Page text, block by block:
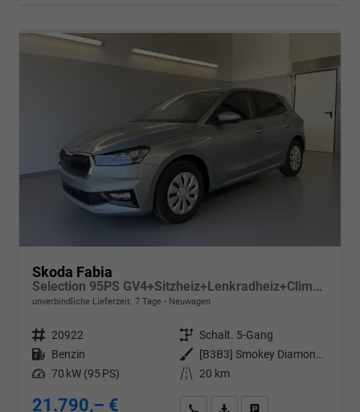
Skoda Fabia
Selection 95PS GV4+Sitzheiz+Lenkradheiz+Climatronic+Sunset+AppConnect+PDC
unverbindliche Lieferzeit: 7 Tage Neuwagen
Fahrzeugnr. 20922 Getriebe Schalt. 5-Gang
Kraftstoff Benzin Außenfarbe
[B3B3] Smokey Diamond-Silber Metallic
Leistung 70 kW (95 PS) Kilometerstand 20 km
21.790,– € Wir rufen Sie anPDF-Datei, Fahrzeugexposé